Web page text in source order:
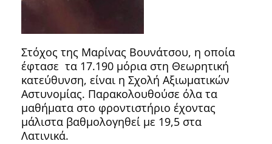
Στόχος της Μαρίνας Βουνάτσου, η οποία
έφτασε τα 17.190 μόρια στη Θεωρητική
κατεύθυνση, είναι η Σχολή Αξιωματικών
Αστυνομίας. Παρακολουθούσε όλα τα
μαθήματα στο φροντιστήριο έχοντας
μάλιστα βαθμολογηθεί με 19,5 στα
Λατινικά.